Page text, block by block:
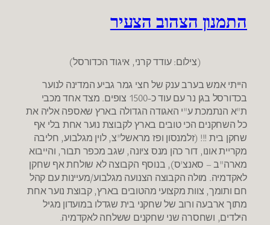
התמנון הצהוב הצעיר
(צילום: עודד קרני, איגוד הכדורסל)
הייתי אמש בערב ענק של חצי גמר גביע המדינה לנוער
בכדורסל בגן נר עם עוד כ-1500 צופים. מצד אחד מכבי
ת"א הנתמכת ע"י האגודה הגדולה בארץ שאספה אליה את
כל השחקנים הכי טובים בארץ לקבוצת נוער אחת בלי אף
שחקן בית !!! (זלמנסון ופז מראשל"צ, לוין מגלבוע, חליבה
מקריית אונו, דור כהן מנס ציונה, שגב מכפר תבור, והייבוא
מארה"ב – סאנצ'ס), בנוסף הקבוצה לא שולחת אף שחקן
לאקדמיה. מולה הקבוצה הצנועה מגלבוע/מעיינות עם קהל
חם ותומך, צוות מקצועי מהטובים בארץ, קבוצת נוער אחת
מתוך ארבעה ורוב של שחקני בית שגדלו במועדון מגיל
הילדים, ושחסרה שני שחקנים ששלחה לאקדמיה.